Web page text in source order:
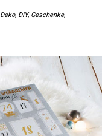
Deko, DIY, Geschenke,